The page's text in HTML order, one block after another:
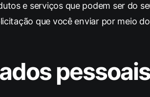
e serviços que podem ser do
que você enviar por meio